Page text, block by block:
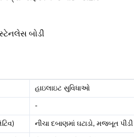
બોડી
હાઇલાઇટ સુવિધાઓ
-
નીચા દબાણમાં ઘટાડો, મજબૂત